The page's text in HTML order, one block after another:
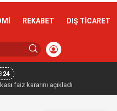
REKABET DIŞ TİCARET
24
yükselişle başladı